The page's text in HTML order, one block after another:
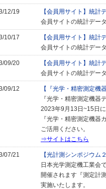
12/19
【会員用サイト】統計
会員サイトの統計デー
10/17
【会員用サイト】統計
会員サイトの統計デー
09/20
【会員用サイト】統計
会員サイトの統計デー
09/12
【『光学・精密測定機
『光学・精密測定機器
2023年9月13日~15日
『光学・精密測定機器
ご活用ください。
⇒サイトはこちら
07/21
【光計測シンポジウ
日本光学測定機工業会
開催されます『測定計
実施いたします。